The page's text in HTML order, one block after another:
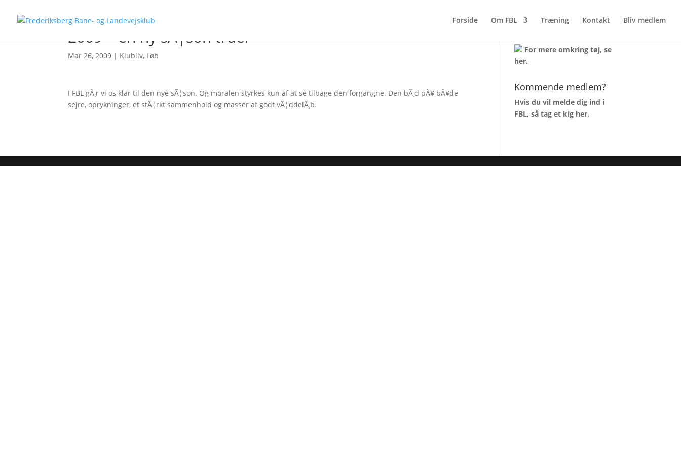
Forside Om FBL Træning Kontakt Bliv medlem
2009 – en ny sÃ¦son truer
Mar 26, 2009 | Klubliv, Løb
I FBL gÃ¸r vi os klar til den nye sÃ¦son. Og moralen styrkes kun af at se tilbage den forgangne. Den bÃ¸d pÃ¥ bÃ¥de
sejre, oprykninger, et stÃ¦rkt sammenhold og masser af godt vÃ¦ddelÃ¸b.
For mere omkring tøj, se
her.
Kommende medlem?
Hvis du vil melde dig ind i
FBL, så tag et kig her.